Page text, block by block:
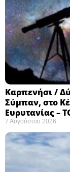
Καρπενήσι /
Σύμπαν, στο
Ευρυτανίας –
7 Αυγούστου 2026